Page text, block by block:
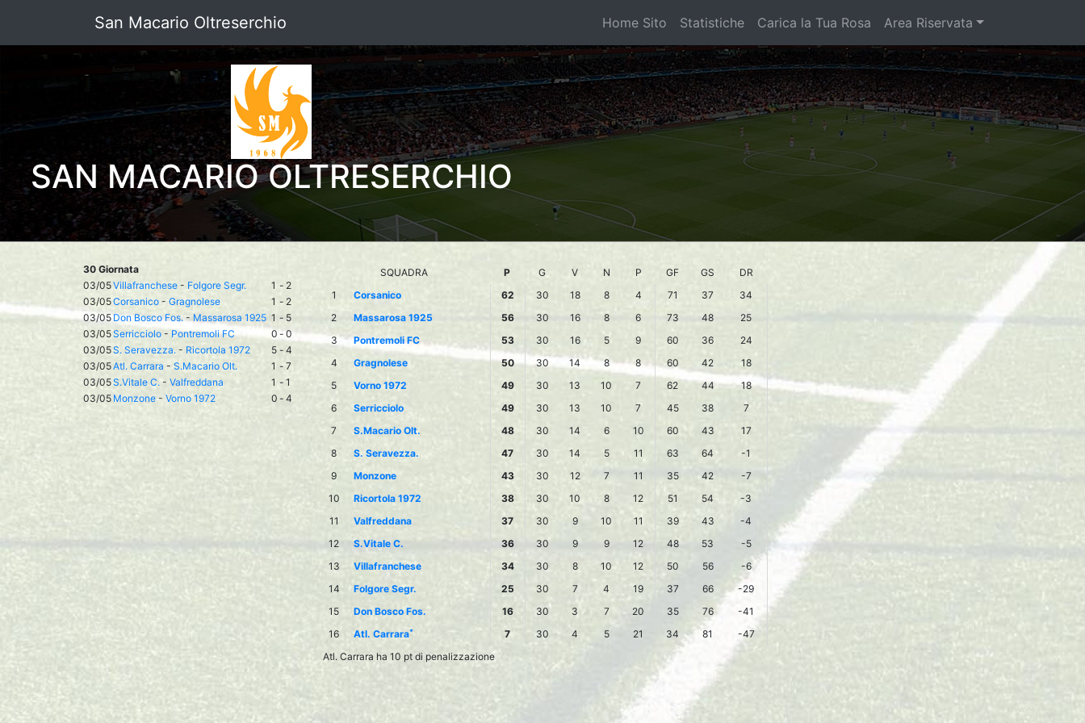
San Macario Oltreserchio Home Sito Statistiche Carica la Tua Rosa Area Riservata
SAN MACARIO OLTRESERCHIO
30 Giornata
03/05Villafranchese - Folgore Segr. 1 - 2
03/05Corsanico - Gragnolese 1 - 2
03/05 Don Bosco Fos.- Massarosa 1925 1 - 5
03/05Serricciolo - Pontremoli FC 0-0
03/05S. Seravezza. - Ricortola 1972 5 - 4
03/05Atl. Carrara - S.Macario Olt. 1 - 7
03/05S.Vitale C. - Valfreddana 1 - 1
03/05 Monzone - Vorno 1972 0 - 4
SQUADRA P G V N P GF GS
DR
1
Corsanico 62 30 18 8 4 71 37
34
2
Massarosa 1925 56 30 16 8 6 73 48
25
3
Pontremoli FC 53 30 16 5 9 60 36
24
4
Gragnolese 50 30 14 8 8 60 42
18
5
Vorno 1972 49 30 13 10 7 62 44
18
6
Serricciolo 49 30 13 10 7 45 38
7
7
S.Macario Olt. 48 30 14 6 10 60 43
17
8
S. Seravezza. 47 30 14 5 11 63 64
-1
9
Monzone 43 30 12 7 11 35 42
-7
10
Ricortola 1972 38 30 10 8 12 51 54
-3
11
Valfreddana 37 30 9 10 11 39 43
-4
12
S.Vitale C. 36 30 9 9 12 48 53
-5
13
Villafranchese 34 30 8 10 12 50 56
-6
14
Folgore Segr. 25 30 7 4 19 37 66
-29
15
Don Bosco Fos. 16 30 3 7 20 35 76
-41
16
Atl. Carrara* 7 30 4 5 21 34 81
-47
Atl. Carrara ha 10 pt di penalizzazione